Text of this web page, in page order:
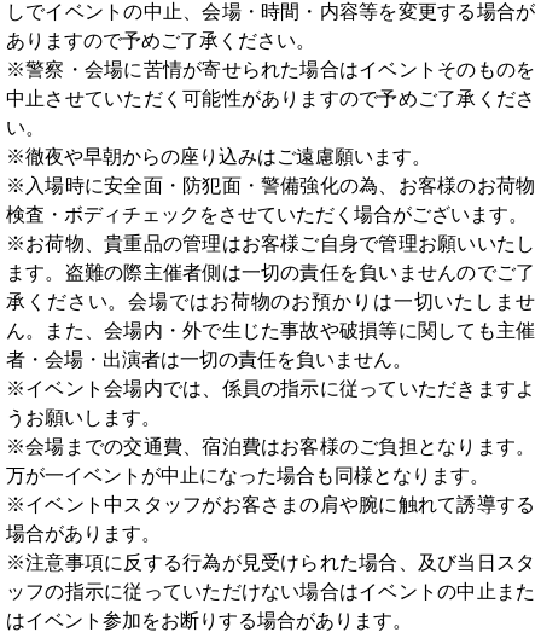
しでイベントの中止、会場・時間・内容等を変更する場合が
ありますので予めご了承ください。
※警察・会場に苦情が寄せられた場合はイベントそのものを
中止させていただく可能性がありますので予めご了承くださ
い。
※徹夜や早朝からの座り込みはご遠慮願います。
※入場時に安全面・防犯面・警備強化の為、お客様のお荷物
検査・ボディチェックをさせていただく場合がございます。
※お荷物、貴重品の管理はお客様ご自身で管理お願いいたし
ます。盗難の際主催者側は一切の責任を負いませんのでご了
承ください。会場ではお荷物のお預かりは一切いたしませ
ん。また、会場内・外で生じた事故や破損等に関しても主催
者・会場・出演者は一切の責任を負いません。
※イベント会場内では、係員の指示に従っていただきますよ
うお願いします。
※会場までの交通費、宿泊費はお客様のご負担となります。
万が一イベントが中止になった場合も同様となります。
※イベント中スタッフがお客さまの肩や腕に触れて誘導する
場合があります。
※注意事項に反する行為が見受けられた場合、及び当日スタ
ッフの指示に従っていただけない場合はイベントの中止また
はイベント参加をお断りする場合があります。